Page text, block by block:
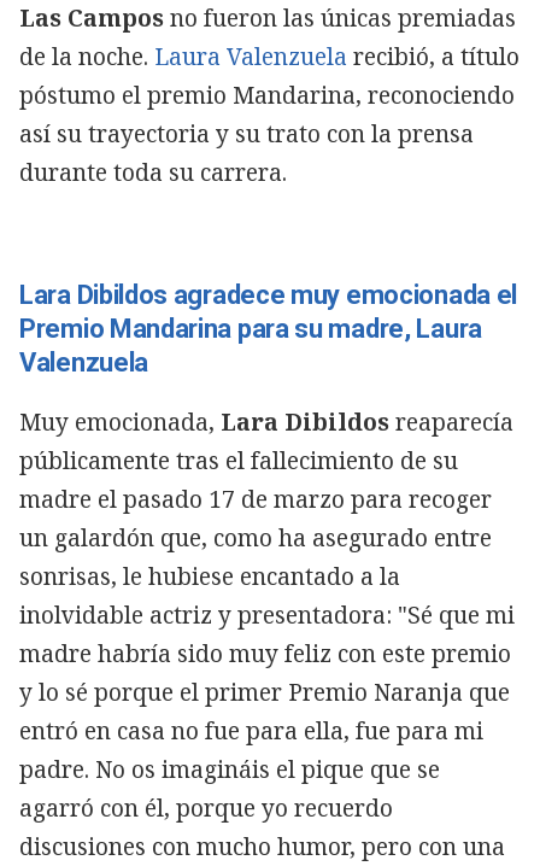
Las Camposno fueron las únicas premiadas
de la noche. Laura Valenzuela recibió, a título
póstumo el premio Mandarina, reconociendo
así su trayectoria y su trato con la prensa
durante toda su carrera.
Lara Dibildos agradece muy emocionada el
Premio Mandarina para su madre, Laura
Valenzuela
Muy emocionada, Lara Dibildosreaparecía
públicamente tras el fallecimiento de su
madre el pasado 17 de marzo para recoger
un galardón que, como ha asegurado entre
sonrisas, le hubiese encantado a la
inolvidable actriz y presentadora: "Sé que mi
madre habría sido muy feliz con este premio
y lo sé porque el primer Premio Naranja que
entró en casa no fue para ella, fue para mi
padre. No os imagináis el pique que se
agarró con él, porque yo recuerdo
discusiones con mucho humor, pero con una